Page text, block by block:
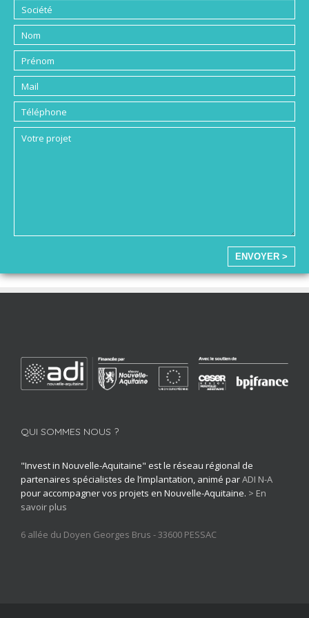
ENVOYER >
QUI SOMMES NOUS ?
"Invest in Nouvelle-Aquitaine" est le réseau régional de
partenaires spécialistes de l’implantation, animé parADI N-A
pour accompagner vos projets en Nouvelle-Aquitaine. > En
savoir plus
6 allée du Doyen Georges Brus - 33600 PESSAC